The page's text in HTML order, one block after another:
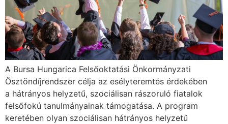
A Bursa Hungarica Felsőoktatási Önkormányzati
Ösztöndíjrendszer célja az esélyteremtés érdekében
a hátrányos helyzetű, szociálisan rászoruló fiatalok
felsőfokú tanulmányainak támogatása. A program
keretében olyan szociálisan hátrányos helyzetű